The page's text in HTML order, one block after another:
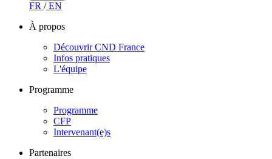
FR /EN
À propos
Découvrir CND France
Infos pratiques
L'équipe
Programme
Programme
CFP
Intervenant(e)s
Partenaires